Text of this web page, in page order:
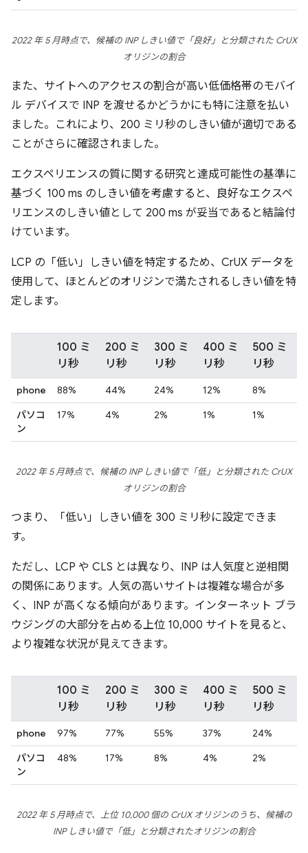
2022 年 5 月時点で、候補の INP しきい値で「良好」と分類された CrUX
オリジンの割合
また、サイトへのアクセスの割合が高い低価格帯のモバイ
ル デバイスで INP を渡せるかどうかにも特に注意を払い
ました。これにより、200 ミリ秒のしきい値が適切である
ことがさらに確認されました。
エクスペリエンスの質に関する研究と達成可能性の基準に
基づく 100 ms のしきい値を考慮すると、良好なエクスペ
リエンスのしきい値として 200 ms が妥当であると結論付
けています。
LCP の「低い」しきい値を特定するため、CrUX データを
使用して、ほとんどのオリジンで満たされるしきい値を特
定します。
100 ミ
リ秒
200 ミ
リ秒
300 ミ
リ秒
400 ミ
リ秒
500 ミ
リ秒
phone 88% 44% 24% 12%
8%
パソコ
ン
17% 4% 2% 1% 1%
2022 年 5 月時点で、候補の INP しきい値で「低」と分類された CrUX
オリジンの割合
つまり、「低い」しきい値を 300 ミリ秒に設定できま
す。
ただし、LCP や CLS とは異なり、INP は人気度と逆相関
の関係にあります。人気の高いサイトは複雑な場合が多
く、INP が高くなる傾向があります。インターネット ブラ
ウジングの大部分を占める上位 10,000 サイトを見ると、
より複雑な状況が見えてきます。
100 ミ
リ秒
200 ミ
リ秒
300 ミ
リ秒
400 ミ
リ秒
500 ミ
リ秒
phone 97% 77% 55% 37%
24%
パソコ
ン
48% 17% 8% 4% 2%
2022 年 5 月時点で、上位 10,000 個の CrUX オリジンのうち、候補の
INP しきい値で「低」と分類されたオリジンの割合